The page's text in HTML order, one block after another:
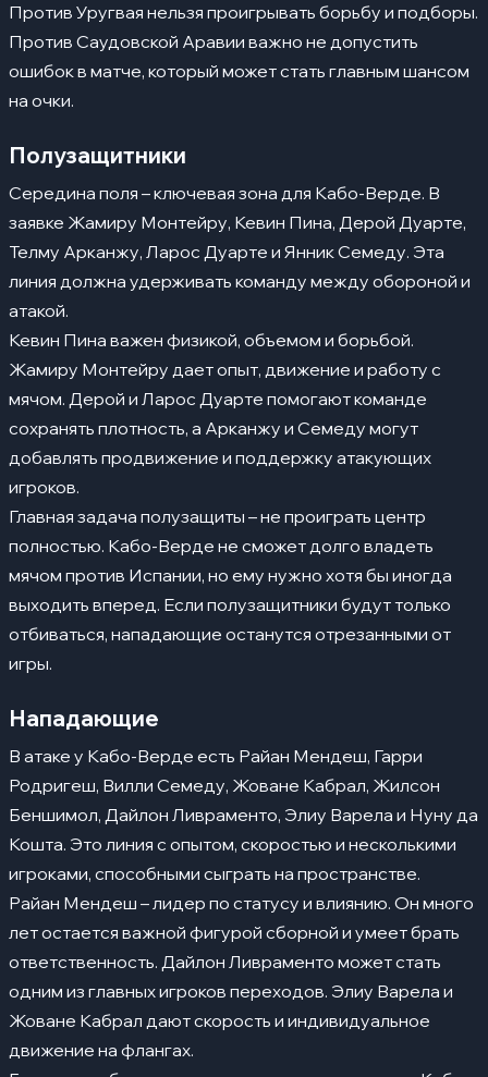
Против Уругвая нельзя проигрывать борьбу и подборы.
Против Саудовской Аравии важно не допустить
ошибок в матче, который может стать главным шансом
на очки.
Полузащитники
Середина поля – ключевая зона для Кабо-Верде. В
заявке Жамиру Монтейру, Кевин Пина, Дерой Дуарте,
Телму Арканжу, Ларос Дуарте и Янник Семеду. Эта
линия должна удерживать команду между обороной и
атакой.
Кевин Пина важен физикой, объемом и борьбой.
Жамиру Монтейру дает опыт, движение и работу с
мячом. Дерой и Ларос Дуарте помогают команде
сохранять плотность, а Арканжу и Семеду могут
добавлять продвижение и поддержку атакующих
игроков.
Главная задача полузащиты – не проиграть центр
полностью. Кабо-Верде не сможет долго владеть
мячом против Испании, но ему нужно хотя бы иногда
выходить вперед. Если полузащитники будут только
отбиваться, нападающие останутся отрезанными от
игры.
Нападающие
В атаке у Кабо-Верде есть Райан Мендеш, Гарри
Родригеш, Вилли Семеду, Жоване Кабрал, Жилсон
Беншимол, Дайлон Ливраменто, Элиу Варела и Нуну да
Кошта. Это линия с опытом, скоростью и несколькими
игроками, способными сыграть на пространстве.
Райан Мендеш – лидер по статусу и влиянию. Он много
лет остается важной фигурой сборной и умеет брать
ответственность. Дайлон Ливраменто может стать
одним из главных игроков переходов. Элиу Варела и
Жоване Кабрал дают скорость и индивидуальное
движение на флангах.